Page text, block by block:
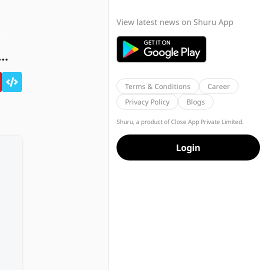
View latest news on Shuru App
Terms & Conditions
Career
Privacy Policy
Blogs
Shuru, a product of Close App Private Limited.
Login